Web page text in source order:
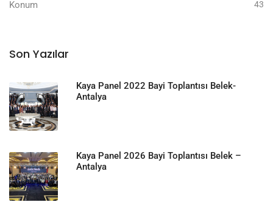
Konum 43
Son Yazılar
Kaya Panel 2022 Bayi Toplantısı Belek-
Antalya
Kaya Panel 2026 Bayi Toplantısı Belek –
Antalya